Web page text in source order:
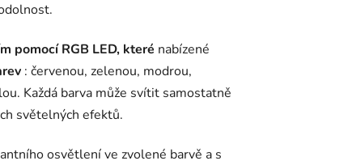
pomocí RGB LED, které nabízené
: červenou, zelenou, modrou,
Každá barva může svítit samostatně
světelných efektů.
osvětlení ve zvolené barvě a s